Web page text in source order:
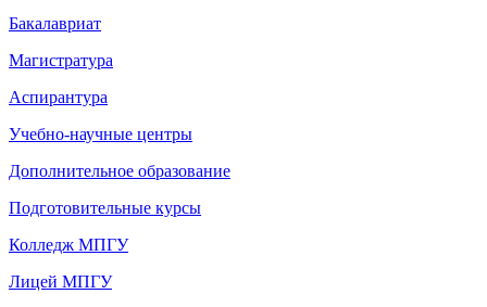
Бакалавриат
Магистратура
Аспирантура
Учебно-научные центры
Дополнительное образование
Подготовительные курсы
Колледж МПГУ
Лицей МПГУ